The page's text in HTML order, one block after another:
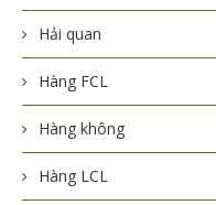
Hải quan
Hàng FCL
Hàng không
Hàng LCL